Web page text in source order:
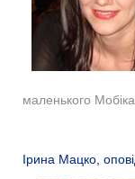
маленького
Ірина Мацко,